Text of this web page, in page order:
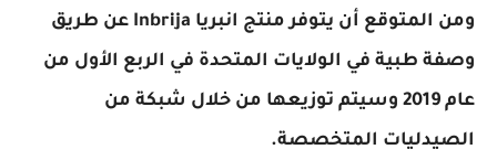
ومن المتوقع أن يتوفر منتج انبريا Inbrija عن طريق
وصفة طبية في الولايات المتحدة في الربع الأول من
عام 2019 وسيتم توزيعها من خلال شبكة من
الصيدليات المتخصصة.